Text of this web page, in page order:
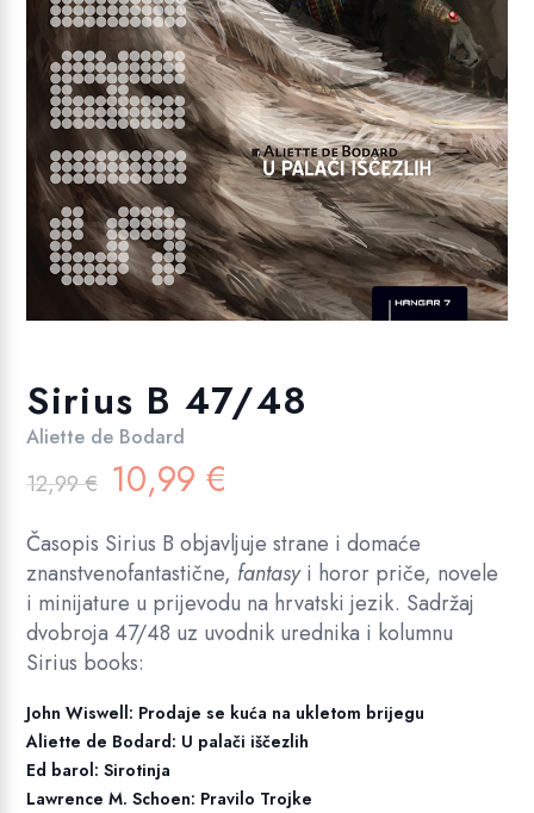
Sirius B 47/48
Aliette de Bodard
12,99€ Izvorna
cijena
bila
je:
12,99 €.
10,99€
je:
10,99 €.
Časopis Sirius B objavljuje strane i domaće
znanstvenofantastične, fantasyi horor priče, novele
i minijature u prijevodu na hrvatski jezik. Sadržaj
dvobroja 47/48 uz uvodnik urednika i kolumnu
Sirius books:
John Wiswell: Prodaje se kuća na ukletom brijegu
Aliette de Bodard: U palači iščezlih
Ed barol: Sirotinja
Lawrence M. Schoen: Pravilo Trojke